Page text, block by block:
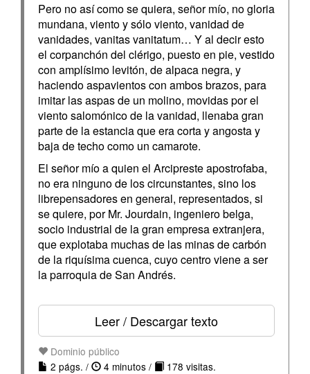
Pero no así como se quiera, señor mío, no gloria
mundana, viento y sólo viento, vanidad de
vanidades, vanitas vanitatum… Y al decir esto
el corpanchón del clérigo, puesto en pie, vestido
con amplísimo levitón, de alpaca negra, y
haciendo aspavientos con ambos brazos, para
imitar las aspas de un molino, movidas por el
viento salomónico de la vanidad, llenaba gran
parte de la estancia que era corta y angosta y
baja de techo como un camarote.
El señor mío a quien el Arcipreste apostrofaba,
no era ninguno de los circunstantes, sino los
librepensadores en general, representados, si
se quiere, por Mr. Jourdain, ingeniero belga,
socio industrial de la gran empresa extranjera,
que explotaba muchas de las minas de carbón
de la riquísima cuenca, cuyo centro viene a ser
la parroquia de San Andrés.
Leer / Descargar texto
Dominio público
2 págs. /
4 minutos /
178 visitas.